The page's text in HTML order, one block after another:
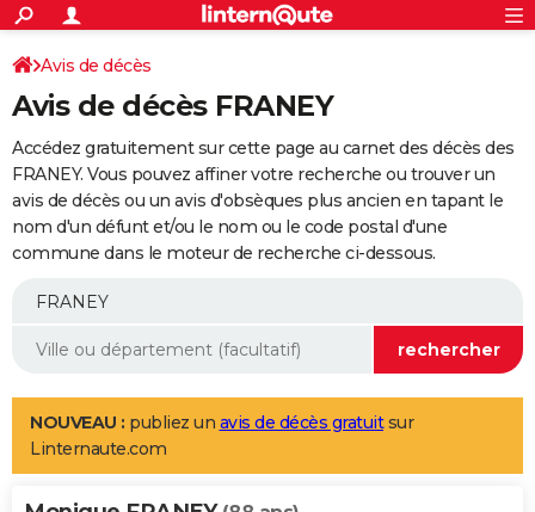
ACTUALITÉS
Politique
Société
Faits Divers
Education
Monde
Villes
+
SPORT
Coupe du monde 2026
Football
Tennis
Cyclisme
Rugby
Forum
Programme TV
TNT
Streaming
Cinéma
Sorties cinéma
Musique
+
FINANCE
Retraite
Epargne
Immobilier
Risques naturels par ville
Banque
Assurance
AUTO
Essais
Réserver un essai
Citadines
Berlines
SUV
Forum auto
+
Mobiles
Meilleur smartphone
Internet
Ordinateurs
Jeux vidéo
Guide high-tech
Aménagement intérieur
LIFESTYLE
Art de vivre
Bien-être
Loisirs
Mode
Modes de vie
Avis de décès
Avis de décès FRANEY
Accédez gratuitement sur cette page au carnet des décès des
FRANEY. Vous pouvez affiner votre recherche ou trouver un
avis de décès ou un avis d'obsèques plus ancien en tapant le
nom d'un défunt et/ou le nom ou le code postal d'une
commune dans le moteur de recherche ci-dessous.
NOUVEAU : publiez un avis de décès gratuitsur
Linternaute.com